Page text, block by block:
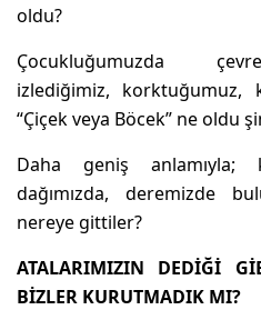
oldu?
Çocukluğumuzda
izlediğimiz, korktuğumuz,
“Çiçek veya Böcek” ne oldu
Daha geniş anlamıyla;
dağımızda, deremizde
nereye gittiler?
ATALARIMIZIN DEDİĞİ
BİZLER KURUTMADIK MI?